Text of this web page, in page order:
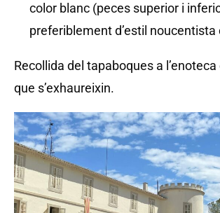
color blanc (peces superior i
preferiblement d’estil noucentista
Recollida del tapaboques a
que s’exhaureixin.